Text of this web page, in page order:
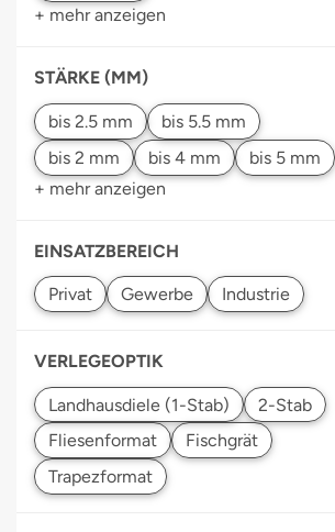
+ mehr anzeigen
STÄRKE (MM)
+ mehr anzeigen
EINSATZBEREICH
VERLEGEOPTIK